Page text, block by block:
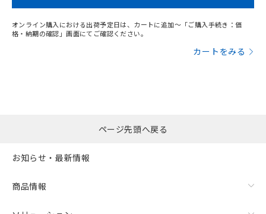
オンライン購入における出荷予定日は、カートに追加～「ご購入手続き：価
格・納期の確認」画面にてご確認ください。
カートをみる
ページ先頭へ戻る
お知らせ・最新情報
商品情報